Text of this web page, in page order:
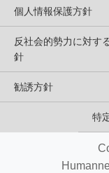
個人情報保護方針
反社会的勢力に対す
針
勧誘方針
特